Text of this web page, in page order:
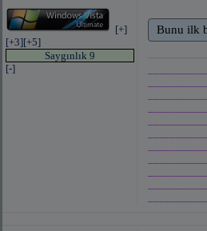
[+]
[+3][+5]
Saygınlık 9
[-]
Bunu ilk